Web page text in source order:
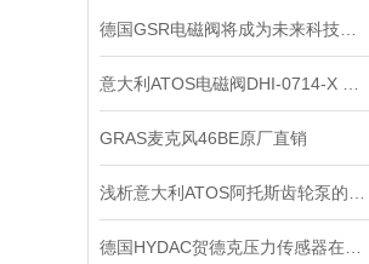
GRAS麦克风46BE原厂直销